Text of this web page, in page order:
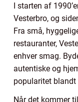
I starten af
Vesterbro, og
Fra små,
restauranter,
enhver smag.
autentiske og
popularitet blandt
Når det kommer